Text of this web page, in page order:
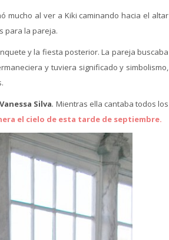
mucho al ver a Kiki caminando hacia el altar
para la pareja.
y la fiesta posterior. La pareja buscaba
y tuviera significado y simbolismo,
Silva. Mientras ella cantaba todos los
el cielo de esta tarde de septiembre.